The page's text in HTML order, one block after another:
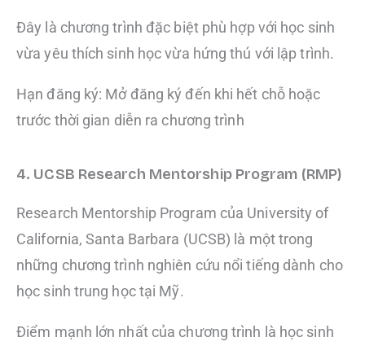
Đây là chương trình đặc biệt phù hợp với học sinh
vừa yêu thích sinh học vừa hứng thú với lập trình.
Hạn đăng ký: Mở đăng ký đến khi hết chỗ hoặc
trước thời gian diễn ra chương trình
4. UCSB Research Mentorship Program (RMP)
Research Mentorship Program của University of
California, Santa Barbara (UCSB) là một trong
những chương trình nghiên cứu nổi tiếng dành cho
học sinh trung học tại Mỹ.
Điểm mạnh lớn nhất của chương trình là học sinh